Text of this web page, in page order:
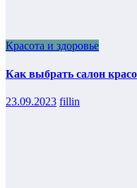
Красота и здоровье
Как выбрать салон
23.09.2023 fillin